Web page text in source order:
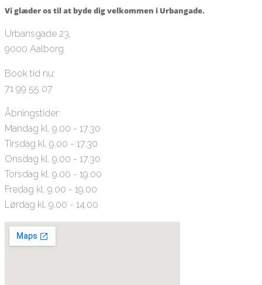
Vi glæder os til at byde dig velkommen i Urbangade.
Urbansgade 23,
9000 Aalborg
Book tid nu:
71 99 55 07
Åbningstider:
Mandag kl. 9.00 - 17.30
Tirsdag kl. 9.00 - 17.30
Onsdag kl. 9.00 - 17.30
Torsdag kl. 9.00 - 19.00
Fredag kl. 9.00 - 19.00
Lørdag kl. 9.00 - 14.00